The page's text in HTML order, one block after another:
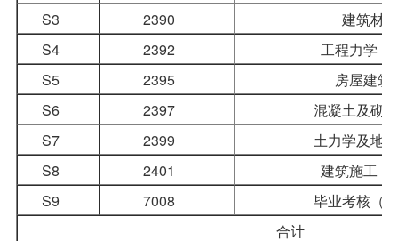
S3
2390
建筑材
S4
2392
工程力学（
S5
2395
房屋建筑
S6
2397
混凝土及砌
S7
2399
土力学及地
S8
2401
建筑施工（
S9
7008
毕业考核（
合计